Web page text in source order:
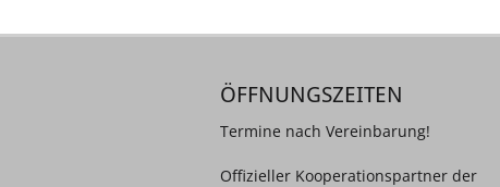
ÖFFNUNGSZEITEN
Termine nach Vereinbarung!
Offizieller Kooperationspartner der